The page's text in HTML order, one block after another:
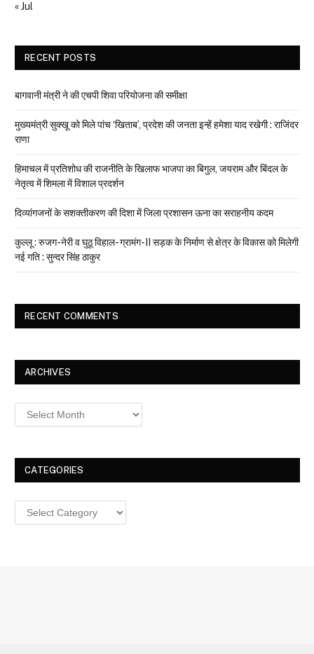
« Jul
RECENT POSTS
बागवानी मंत्री ने की एचपी शिवा परियोजना की समीक्षा
मुख्यमंत्री सुक्खू को मिले पांच ‘खिताब’, प्रदेश की जनता इन्हें हमेशा याद रखेगी : राजिंदर
राणा
हिमाचल में प्रतिशोध की राजनीति के खिलाफ भाजपा का बिगुल, जयराम और बिंदल के
नेतृत्व में शिमला में विशाल प्रदर्शन
दिव्यांगजनों के सशक्तीकरण की दिशा में जिला प्रशासन ऊना का सराहनीय कदम
कुल्लू : रुजग-नेरी व घुठू विहाल- ग्रामंग-II सड़क के निर्माण से क्षेत्र के विकास को मिलेगी
नई गति : सुन्दर सिंह ठाकुर
RECENT COMMENTS
ARCHIVES
Archives
CATEGORIES
Categories